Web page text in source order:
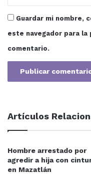
Guardar mi nombre,
este navegador para la
comentario.
Artículos
Hombre arrestado por
agredir a hija con
en Mazatlán